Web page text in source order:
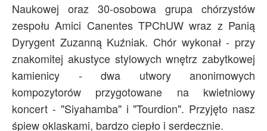
Naukowej oraz 30-osobowa grupa chórzystów
zespołu Amici Canentes TPChUW wraz z Panią
Dyrygent Zuzanną Kuźniak. Chór wykonał - przy
znakomitej akustyce stylowych wnętrz zabytkowej
kamienicy - dwa utwory anonimowych
kompozytorów przygotowane na kwietniowy
koncert - "Siyahamba" i "Tourdion". Przyjęto nasz
śpiew oklaskami, bardzo ciepło i serdecznie.